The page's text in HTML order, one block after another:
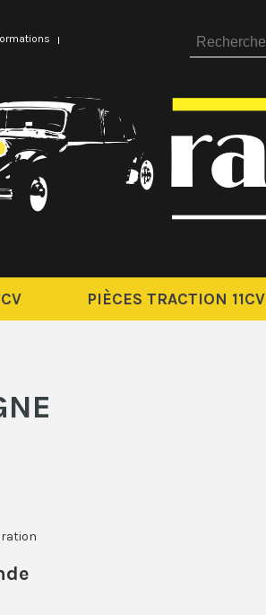
PIÈCES TRACTION 11CV